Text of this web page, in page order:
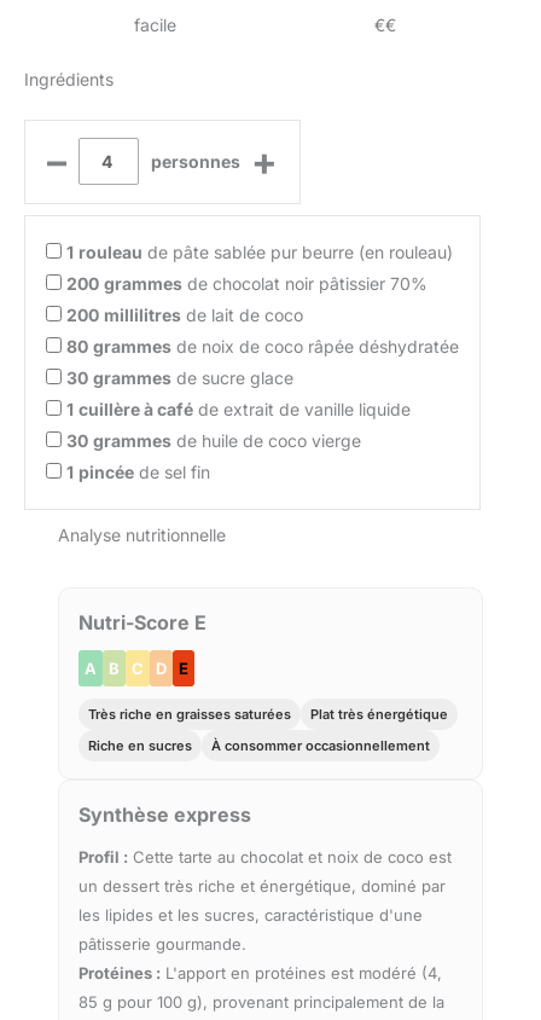
facile €€
Ingrédients
– personnes +
1 rouleau de pâte sablée pur beurre (en rouleau)
200 grammes de chocolat noir pâtissier 70%
200 millilitres de lait de coco
80 grammes de noix de coco râpée déshydratée
30 grammes de sucre glace
1 cuillère à café de extrait de vanille liquide
30 grammes de huile de coco vierge
1 pincée de sel fin
Analyse nutritionnelle
Nutri-Score E
A B C D E
Très riche en graisses saturées
Plat très énergétique
Riche en sucres
À consommer occasionnellement
Synthèse express
Profil : Cette tarte au chocolat et noix de coco est
un dessert très riche et énergétique, dominé par
les lipides et les sucres, caractéristique d'une
pâtisserie gourmande.
Protéines : L'apport en protéines est modéré (4,
85 g pour 100 g), provenant principalement de la